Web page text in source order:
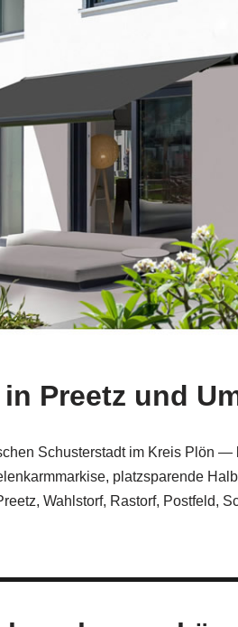
Preetz und
Schusterstadt im Kreis Plön
platzsparende
Wahlstorf, Rastorf, Postfeld,